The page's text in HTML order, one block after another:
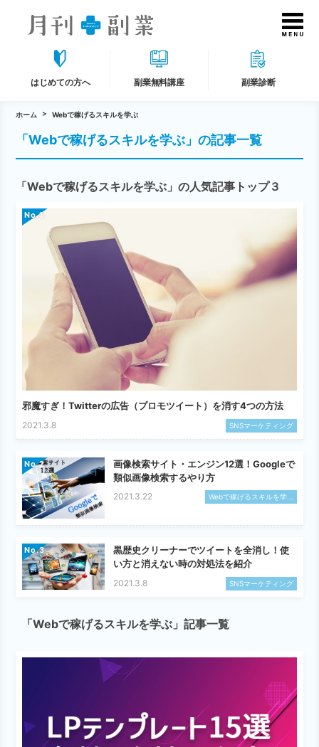
はじめての方へ 副業無料講座 副業診断
ホーム Webで稼げるスキルを学ぶ
「Webで稼げるスキルを学ぶ」の記事一覧
「Webで稼げるスキルを学ぶ」の人気記事トップ３
No.
邪魔すぎ！Twitterの広告（プロモツイート）を消す4つの方法
2021.3.8 SNSマーケティング
No.
画像検索サイト・エンジン12選！Googleで
類似画像検索するやり方
2021.3.22 Webで稼げるスキルを学...
No.
黒歴史クリーナーでツイートを全消し！使
い方と消えない時の対処法を紹介
2021.3.8 SNSマーケティング
「Webで稼げるスキルを学ぶ」記事一覧